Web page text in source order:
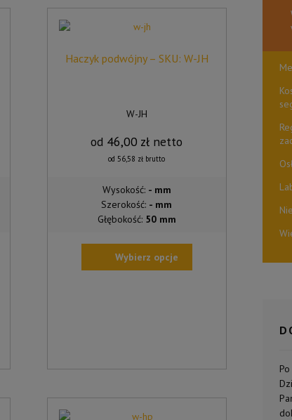
NA
STRONIE
Haczyk podwójny – SKU: W-JH
W-JH
od 46,00 zł netto
od56,58 zł brutto
Wysokość: - mm
Szerokość: - mm
Głębokość: 50 mm
Wybierz opcje
MOŻNA
NA
STRONIE